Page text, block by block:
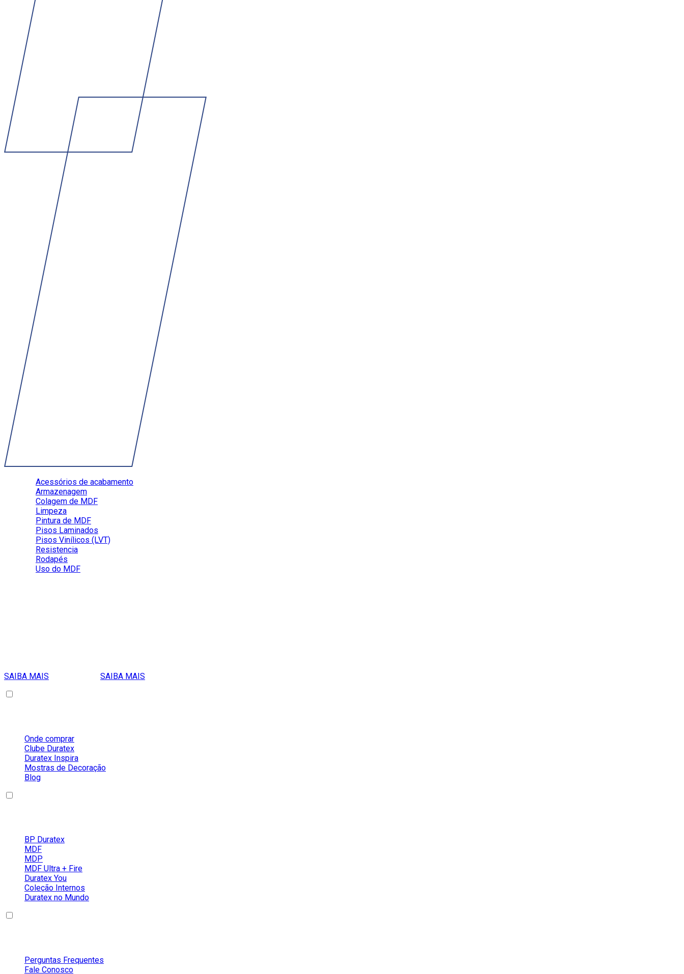
Acessórios de acabamento
Armazenagem
Colagem de MDF
Limpeza
Pintura de MDF
Pisos Laminados
Pisos Vinílicos (LVT)
Resistencia
Rodapés
Uso do MDF
SAIBA MAIS
SAIBA MAIS
Onde comprar
Clube Duratex
Duratex Inspira
Mostras de Decoração
Blog
BP Duratex
MDF
MDP
MDF Ultra + Fire
Duratex You
Coleção Internos
Duratex no Mundo
Perguntas Frequentes
Fale Conosco